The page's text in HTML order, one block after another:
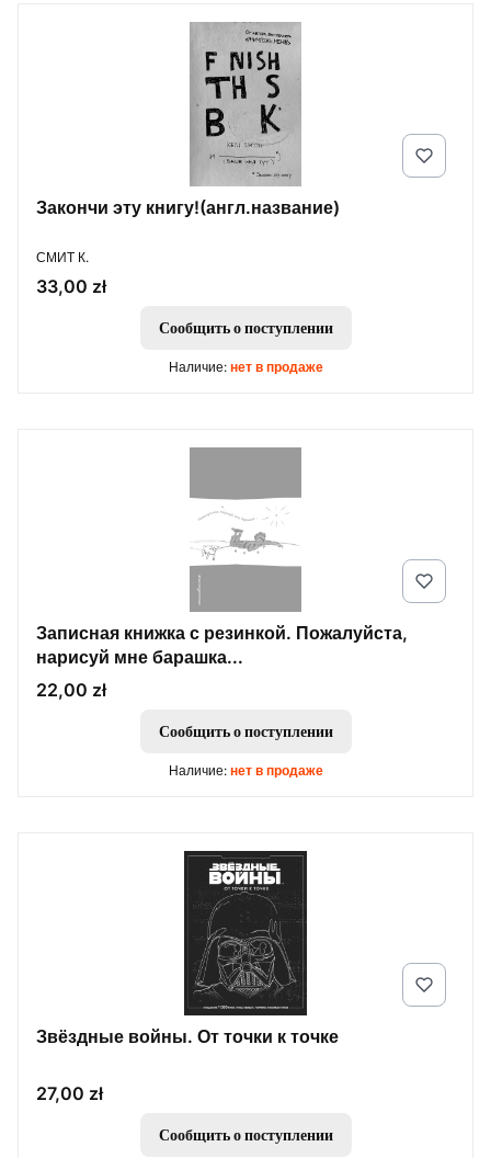
Закончи эту книгу!(англ.название)
ПРОИЗВОДИТЕЛЬ
СМИТ К.
Цена
33,00 zł
Сообщить о поступлении
Наличие: нет в продаже
Записная книжка с резинкой. Пожалуйста,
нарисуй мне барашка...
Цена
22,00 zł
Сообщить о поступлении
Наличие: нет в продаже
Звёздные войны. От точки к точке
Цена
27,00 zł
Сообщить о поступлении